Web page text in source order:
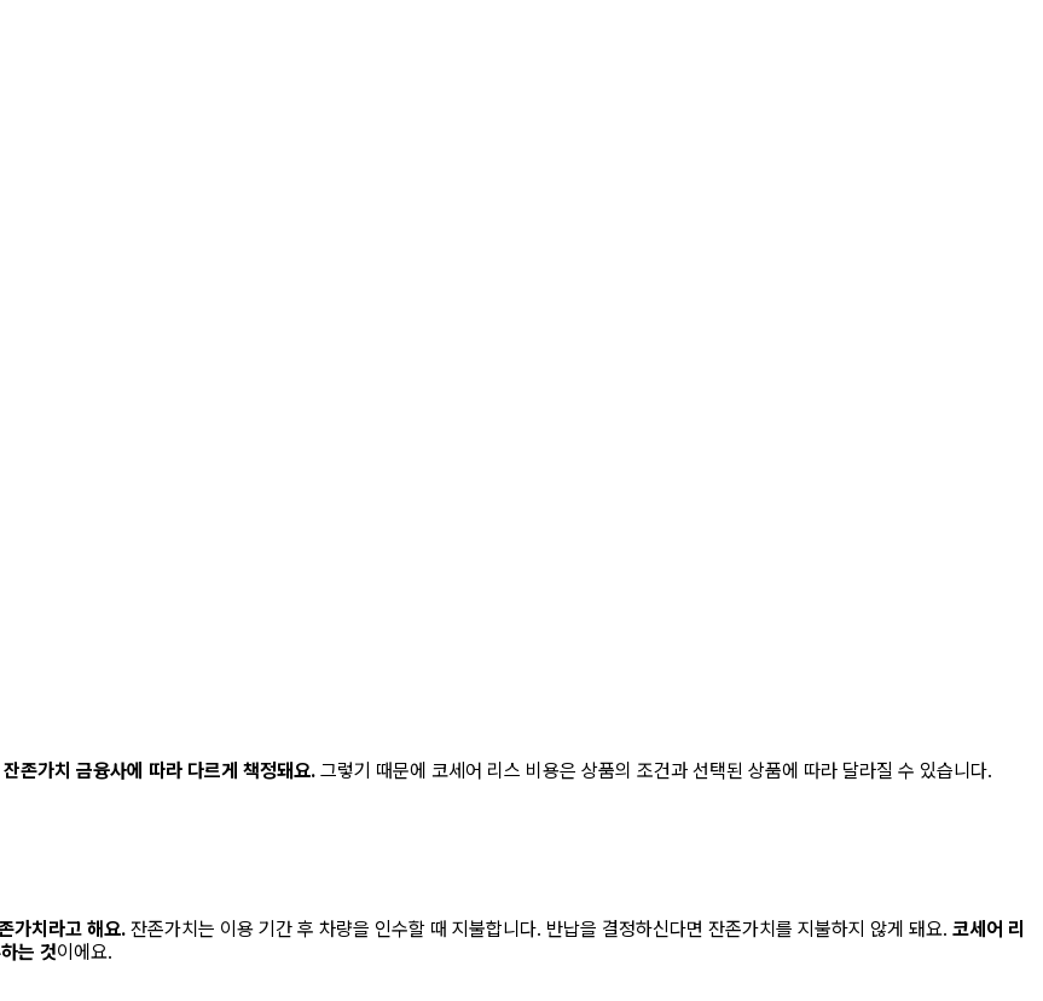
존가치 금융사에 따라 다르게 책정돼요. 그렇기 때문에 코세어 리스 비용은 상품의 조건과 선택된 상품에 따라 달라질 수 있습니다.
가치라고 해요. 잔존가치는 이용 기간 후 차량을 인수할 때 지불합니다. 반납을 결정하신다면 잔존가치를 지불하지 않게 돼요. 코세어 리
는 것이에요.